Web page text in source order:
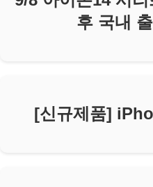
후 국내
[신규제품]